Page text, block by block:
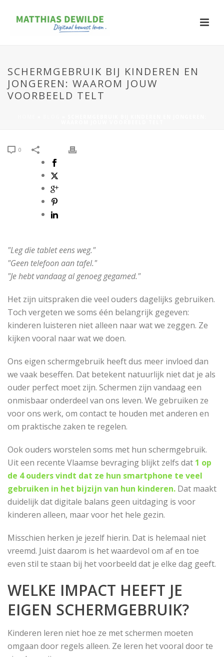
SCHERMGEBRUIK BIJ KINDEREN EN
JONGEREN: WAAROM JOUW
VOORBEELD TELT
0
"Leg die tablet eens weg."
"Geen telefoon aan tafel."
"Je hebt vandaag al genoeg gegamed."
​Het zijn uitspraken die veel ouders dagelijks gebruiken.
Toch vergeten we soms één belangrijk gegeven:
kinderen luisteren niet alleen naar wat we zeggen. Ze
kijken vooral naar wat we doen.
Ons eigen schermgebruik heeft dus meer invloed dan
we vaak beseffen. Dat betekent natuurlijk niet dat je als
ouder perfect moet zijn. Schermen zijn vandaag een
onmisbaar onderdeel van ons leven. We gebruiken ze
voor ons werk, om contact te houden met anderen en
om praktische zaken te regelen.
Ook ouders worstelen soms met hun schermgebruik.
Uit een recente Vlaamse bevraging blijkt zelfs dat 1 op
de 4 ouders vindt dat ze hun smartphone te veel
gebruiken in het bijzijn van hun kinderen. Dat maakt
duidelijk dat digitale balans geen uitdaging is voor
kinderen alleen, maar voor het hele gezin.
Misschien herken je jezelf hierin. Dat is helemaal niet
vreemd. Juist daarom is het waardevol om af en toe
even stil te staan bij het voorbeeld dat je elke dag geeft.
WELKE IMPACT HEEFT JE
EIGEN SCHERMGEBRUIK?
​Kinderen leren niet hoe ze met schermen moeten
omgaan door regels alleen. Ze leren het vooral door te